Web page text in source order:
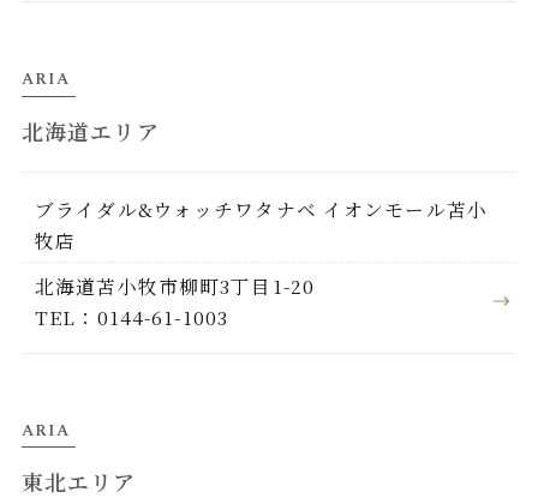
ARIA
北海道エリア
ブライダル&ウォッチワタナベ イオンモール苫小
牧店
北海道苫小牧市柳町3丁目1-20
TEL：0144-61-1003
ARIA
東北エリア